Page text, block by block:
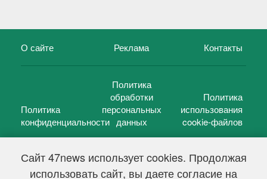
Сайт 47news использует cookies. Продолжая
использовать сайт, вы даете согласие на
О сайте Реклама Контакты
Политика
конфиденциальности
Политика
обработки
персональных
данных
Политика
использования
cookie-файлов